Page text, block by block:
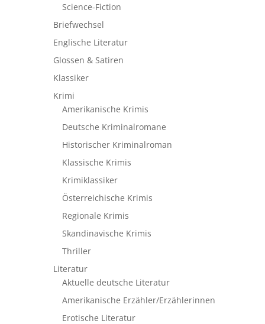
Science-Fiction
Briefwechsel
Englische Literatur
Glossen & Satiren
Klassiker
Krimi
Amerikanische Krimis
Deutsche Kriminalromane
Historischer Kriminalroman
Klassische Krimis
Krimiklassiker
Österreichische Krimis
Regionale Krimis
Skandinavische Krimis
Thriller
Literatur
Aktuelle deutsche Literatur
Amerikanische Erzähler/Erzählerinnen
Erotische Literatur